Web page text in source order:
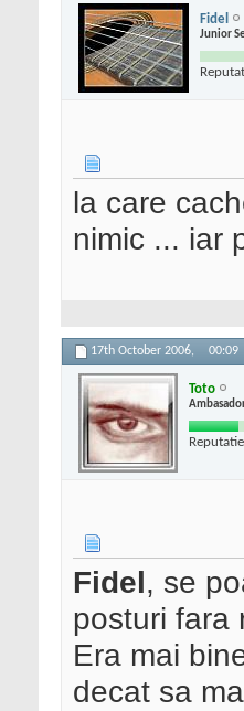
Fidel
Junior
la care
nimic ... iar
17th October 2006, 00:09
Toto
Fidel, se
posturi fara
Era mai
decat sa